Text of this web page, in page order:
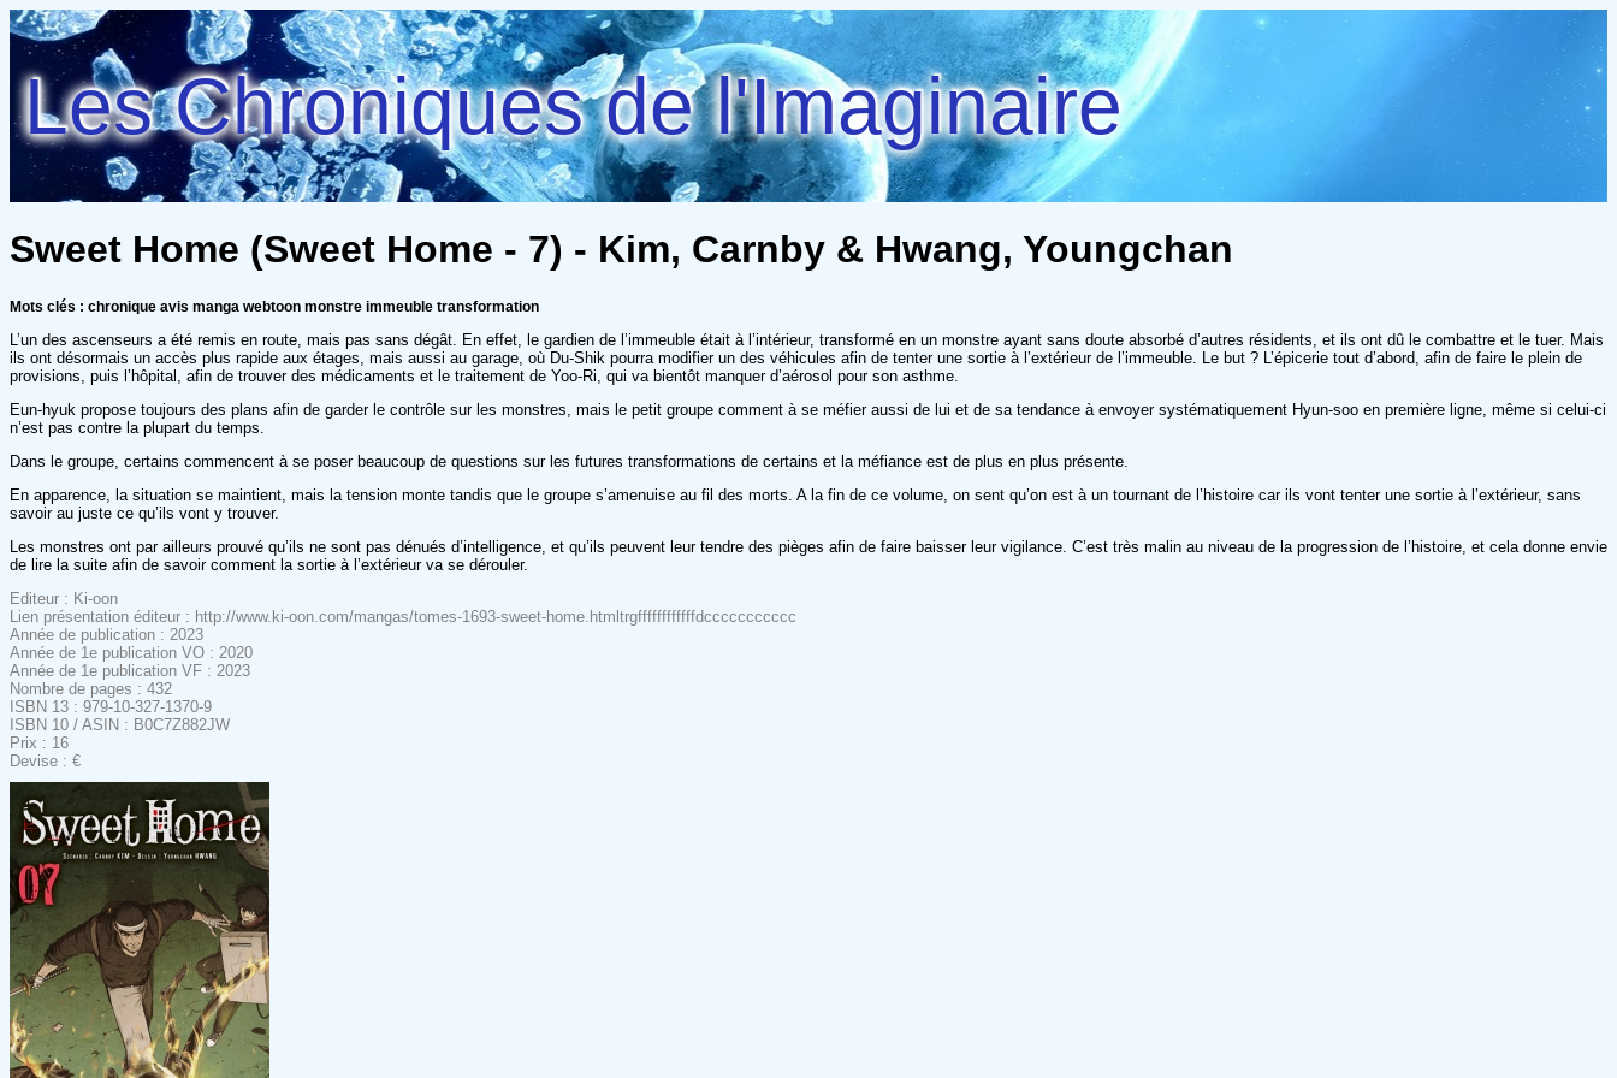
Les Chroniques de l'Imaginaire
Sweet Home (Sweet Home - 7) - Kim, Carnby & Hwang, Youngchan
Mots clés : chronique avis manga webtoon monstre immeuble transformation
L’un des ascenseurs a été remis en route, mais pas sans dégât. En effet, le gardien de l’immeuble était à l’intérieur, transformé en un monstre ayant sans doute absorbé d’autres résidents, et ils ont dû le combattre et le tuer. Mais
ils ont désormais un accès plus rapide aux étages, mais aussi au garage, où Du-Shik pourra modifier un des véhicules afin de tenter une sortie à l’extérieur de l’immeuble. Le but ? L’épicerie tout d’abord, afin de faire le plein de
provisions, puis l’hôpital, afin de trouver des médicaments et le traitement de Yoo-Ri, qui va bientôt manquer d’aérosol pour son asthme.
Eun-hyuk propose toujours des plans afin de garder le contrôle sur les monstres, mais le petit groupe comment à se méfier aussi de lui et de sa tendance à envoyer systématiquement Hyun-soo en première ligne, même si celui-ci
n’est pas contre la plupart du temps.
Dans le groupe, certains commencent à se poser beaucoup de questions sur les futures transformations de certains et la méfiance est de plus en plus présente.
En apparence, la situation se maintient, mais la tension monte tandis que le groupe s’amenuise au fil des morts. A la fin de ce volume, on sent qu’on est à un tournant de l’histoire car ils vont tenter une sortie à l’extérieur, sans
savoir au juste ce qu’ils vont y trouver.
Les monstres ont par ailleurs prouvé qu’ils ne sont pas dénués d’intelligence, et qu’ils peuvent leur tendre des pièges afin de faire baisser leur vigilance. C’est très malin au niveau de la progression de l’histoire, et cela donne envie
de lire la suite afin de savoir comment la sortie à l’extérieur va se dérouler.
Editeur : Ki-oon
Lien présentation éditeur : http://www.ki-oon.com/mangas/tomes-1693-sweet-home.htmltrgffffffffffffdccccccccccc
Année de publication : 2023
Année de 1e publication VO : 2020
Année de 1e publication VF : 2023
Nombre de pages : 432
ISBN 13 : 979-10-327-1370-9
ISBN 10 / ASIN : B0C7Z882JW
Prix : 16
Devise : €